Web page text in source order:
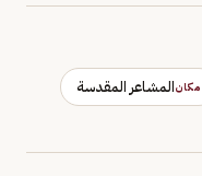
مكانالمشاعر المقدسة